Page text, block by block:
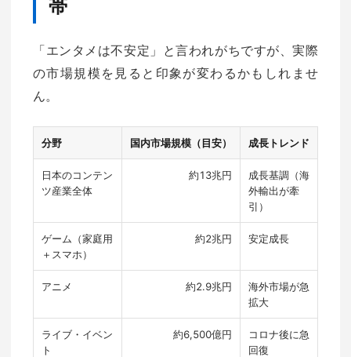
帯
「エンタメは不安定」と言われがちですが、実際
の市場規模を見ると印象が変わるかもしれませ
ん。
分野 国内市場規模（目安） 成長トレンド
日本のコンテン
ツ産業全体
約13兆円
成長基調（海
外輸出が牽
引）
ゲーム（家庭用
＋スマホ）
約2兆円 安定成長
アニメ 約2.9兆円
海外市場が急
拡大
ライブ・イベン
ト
約6,500億円
コロナ後に急
回復